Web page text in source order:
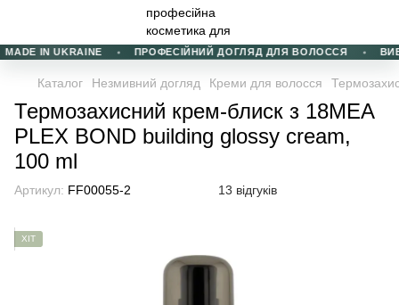
IN UKRAINE ПРОФЕСІЙНИЙ ДОГЛЯД ДЛЯ ВОЛОССЯ
Каталог Незмивний догляд Креми для волосся
Термозахисний крем-блиск з 18MEA
PLEX BOND building glossy cream,
100 ml
Артикул: FF00055-2 13 відгуків
ХІТ